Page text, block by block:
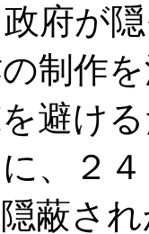
府が
制作
避け
、２
蔽さ